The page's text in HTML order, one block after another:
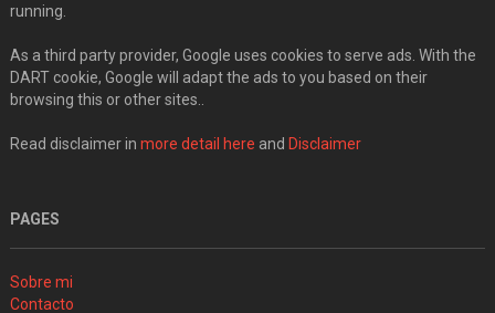
running.
As a third party provider, Google uses cookies to serve ads. With the
DART cookie, Google will adapt the ads to you based on their
browsing this or other sites..
Read disclaimer in more detail here and Disclaimer
PAGES
Sobre mi
Contacto